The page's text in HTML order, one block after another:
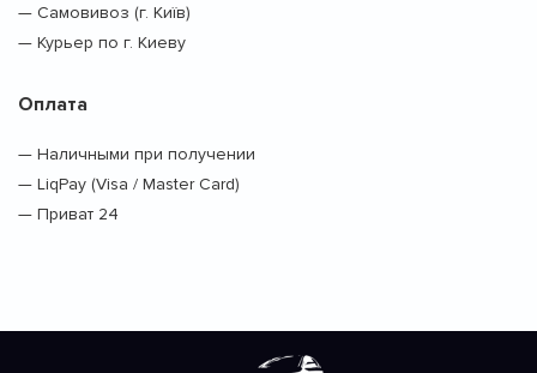
— Самовивоз (г. Київ)
— Курьер по г. Киеву
Оплата
— Наличными при получении
— LiqPay (Visa / Master Card)
— Приват 24